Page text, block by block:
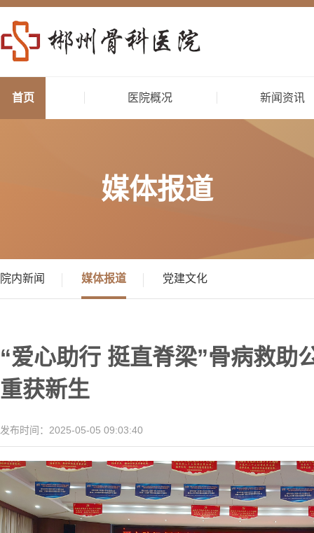
首页 医院概况 新闻资讯
媒体报道
院内新闻 媒体报道 党建文化
“爱心助行 挺直脊梁”骨病救助
重获新生
发布时间：2025-05-05 09:03:40